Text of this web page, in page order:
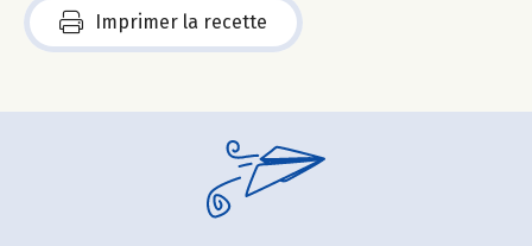
Imprimer la recette